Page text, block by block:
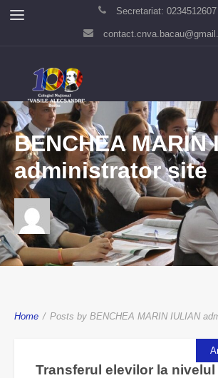
Secretariat: 0234512607 |
BENCHEA MARIN
administrator site
Home / Posts by BENCHEA MARIN IULIAN
Transferul elevilor la